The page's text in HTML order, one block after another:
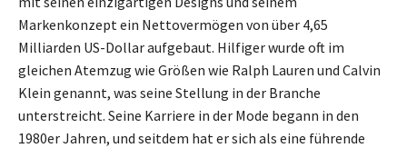
Markenkonzept ein Nettovermögen von über 4,65
Milliarden US-Dollar aufgebaut. Hilfiger wurde oft im
gleichen Atemzug wie Größen wie Ralph Lauren und Calvin
Klein genannt, was seine Stellung in der Branche
unterstreicht. Seine Karriere in der Mode begann in den
1980er Jahren, und seitdem hat er sich als eine führende